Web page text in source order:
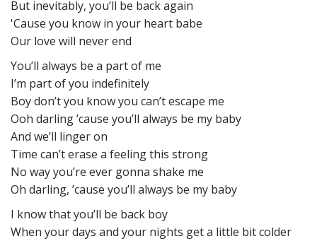
But inevitably, you’ll be back again
'Cause you know in your heart babe
Our love will never end
You’ll always be a part of me
I’m part of you indefinitely
Boy don’t you know you can’t escape me
Ooh darling ’cause you’ll always be my baby
And we’ll linger on
Time can’t erase a feeling this strong
No way you’re ever gonna shake me
Oh darling, ’cause you’ll always be my baby
I know that you’ll be back boy
When your days and your nights get a little bit colder